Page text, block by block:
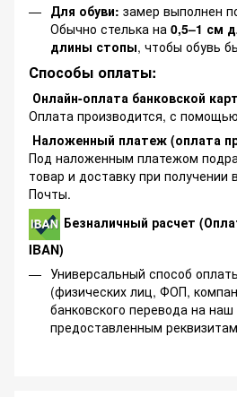
Для обуви: замер выполнен
Обычно стелька на 0,5–1 см
длины стопы, чтобы обувь
Способы оплаты:
Онлайн-оплата банковской
Оплата производится, с
Наложенный платеж (оплата
Под наложенным платежом
товар и доставку при получении
Почты.
Безналичный расчет
IBAN)
Универсальный способ
(физических лиц, ФОП,
банковского перевода на наш
предоставленным